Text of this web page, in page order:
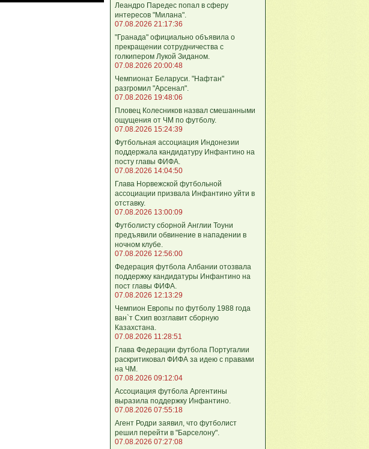
Леандро Паредес попал в сферу
интересов "Милана".
07.08.2026 21:17:36
"Гранада" официально объявила о
прекращении сотрудничества с
голкипером Лукой Зиданом.
07.08.2026 20:00:48
Чемпионат Беларуси. "Нафтан"
разгромил "Арсенал".
07.08.2026 19:48:06
Пловец Колесников назвал смешанными
ощущения от ЧМ по футболу.
07.08.2026 15:24:39
Футбольная ассоциация Индонезии
поддержала кандидатуру Инфантино на
посту главы ФИФА.
07.08.2026 14:04:50
Глава Норвежской футбольной
ассоциации призвала Инфантино уйти в
отставку.
07.08.2026 13:00:09
Футболисту сборной Англии Тоуни
предъявили обвинение в нападении в
ночном клубе.
07.08.2026 12:56:00
Федерация футбола Албании отозвала
поддержку кандидатуры Инфантино на
пост главы ФИФА.
07.08.2026 12:13:29
Чемпион Европы по футболу 1988 года
ван`т Схип возглавит сборную
Казахстана.
07.08.2026 11:28:51
Глава Федерации футбола Португалии
раскритиковал ФИФА за идею с правами
на ЧМ.
07.08.2026 09:12:04
Ассоциация футбола Аргентины
выразила поддержку Инфантино.
07.08.2026 07:55:18
Агент Родри заявил, что футболист
решил перейти в "Барселону".
07.08.2026 07:27:08